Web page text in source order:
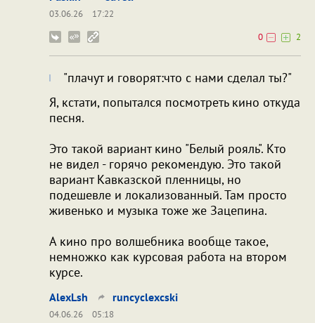
03.06.26
17:22
0
2
"плачут и говорят:что с нами сделал ты?"
Я, кстати, попытался посмотреть кино откуда
песня.
Это такой вариант кино "Белый рояль". Кто
не видел - горячо рекомендую. Это такой
вариант Кавказской пленницы, но
подешевле и локализованный. Там просто
живенько и музыка тоже же Зацепина.
А кино про волшебника вообще такое,
немножко как курсовая работа на втором
курсе.
AlexLsh runcyclexcski
04.06.26
05:18